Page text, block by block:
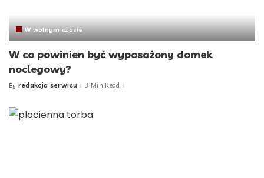
W wolnym czasie
W co powinien być wyposażony domek
noclegowy?
Posted
By redakcja serwisu 3 Min Read